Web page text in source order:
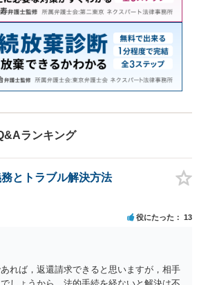
ランキング
とトラブル解決方法
役にたった 13
れば，返還請求できると思いますが，相手
しょうから，法的手続を経ないと解決は不